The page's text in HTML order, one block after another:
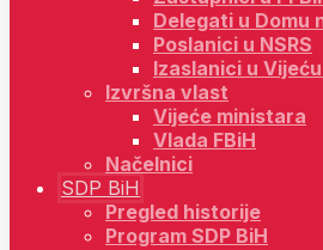
Delegati u Domu
Poslanici u NSRS
Izaslanici u
Izvršna vlast
Vijeće ministara
Vlada FBiH
Načelnici
SDP BiH
Pregled historije
Program SDP BiH